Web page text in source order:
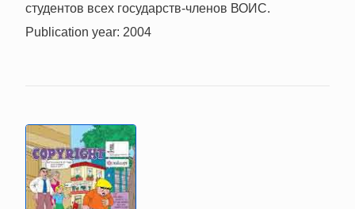
студентов всех государств-членов ВОИС.
Publication year: 2004